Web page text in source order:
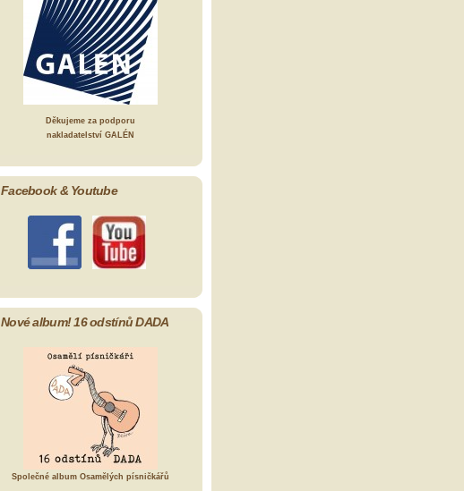
Děkujeme za podporu
nakladatelství GALÉN
Facebook & Youtube
Nové album! 16 odstínů DADA
Společné album Osamělých písničkářů